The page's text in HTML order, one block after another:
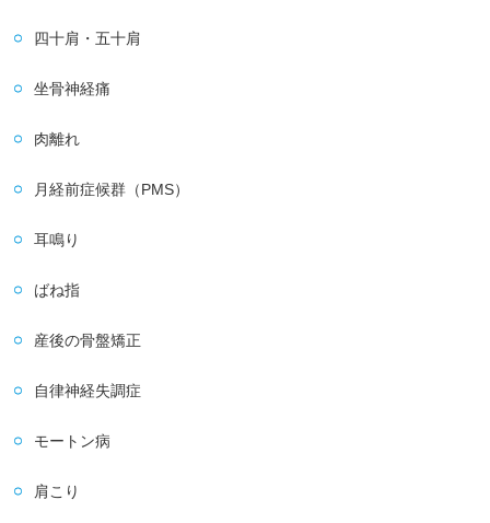
四十肩・五十肩
坐骨神経痛
肉離れ
月経前症候群（PMS）
耳鳴り
ばね指
産後の骨盤矯正
自律神経失調症
モートン病
肩こり